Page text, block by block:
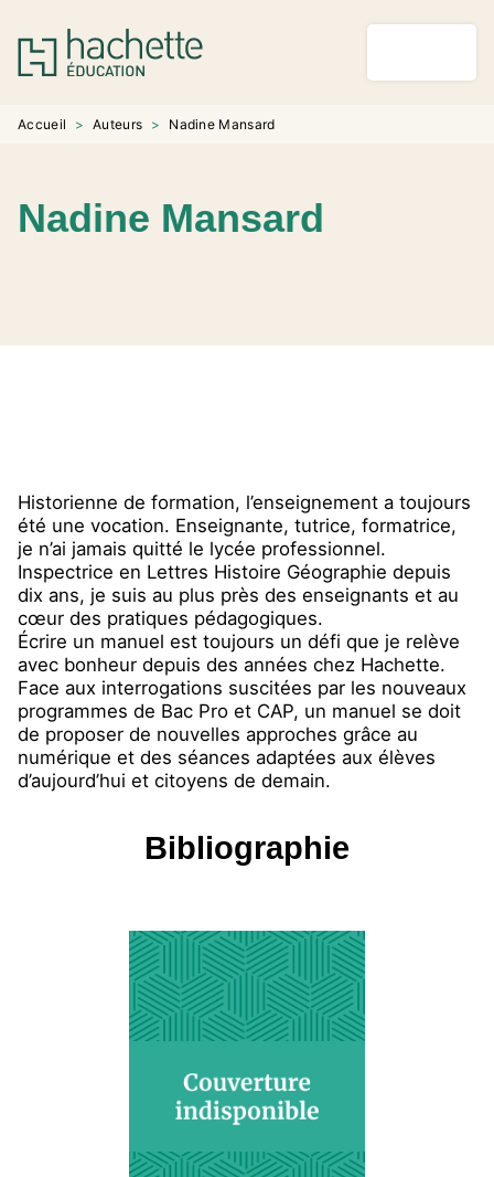
MENU RECHERCHE
PIED DE PAGE
Accueil > Auteurs > Nadine Mansard
Nadine Mansard
Historienne de formation, l’enseignement a toujours
été une vocation. Enseignante, tutrice, formatrice,
je n’ai jamais quitté le lycée professionnel.
Inspectrice en Lettres Histoire Géographie depuis
dix ans, je suis au plus près des enseignants et au
cœur des pratiques pédagogiques.
Écrire un manuel est toujours un défi que je relève
avec bonheur depuis des années chez Hachette.
Face aux interrogations suscitées par les nouveaux
programmes de Bac Pro et CAP, un manuel se doit
de proposer de nouvelles approches grâce au
numérique et des séances adaptées aux élèves
d’aujourd’hui et citoyens de demain.
Bibliographie